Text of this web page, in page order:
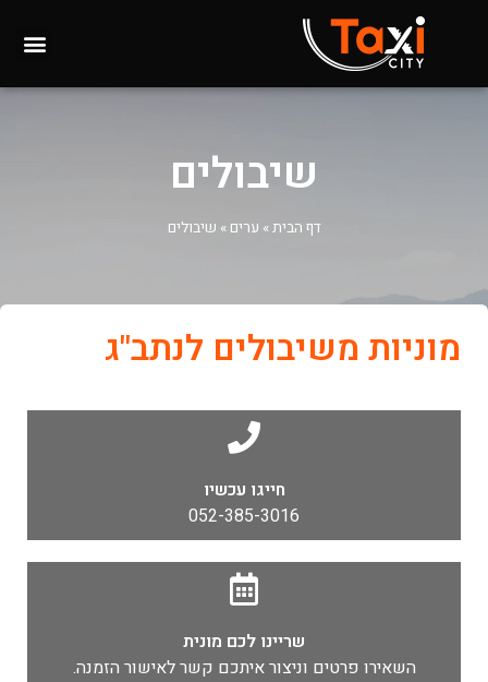
שיבולים
דף הבית» ערים » שיבולים
מוניות משיבולים לנתב"ג
חייגו עכשיו
052-385-3016
שריינו לכם מונית
השאירו פרטים וניצור איתכם קשר לאישור הזמנה.